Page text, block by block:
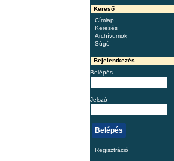
Kereső
Címlap
Keresés
Archívumok
Súgó
Bejelentkezés
Belépés
Jelszó
Regisztráció